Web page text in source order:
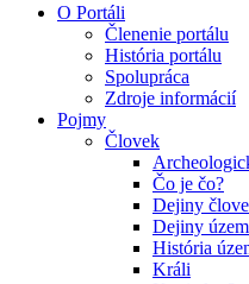
O Portáli
Členenie portálu
História portálu
Spolupráca
Zdroje informácií
Pojmy
Človek
Čo je čo?
Dejiny
Dejiny
História
Králi